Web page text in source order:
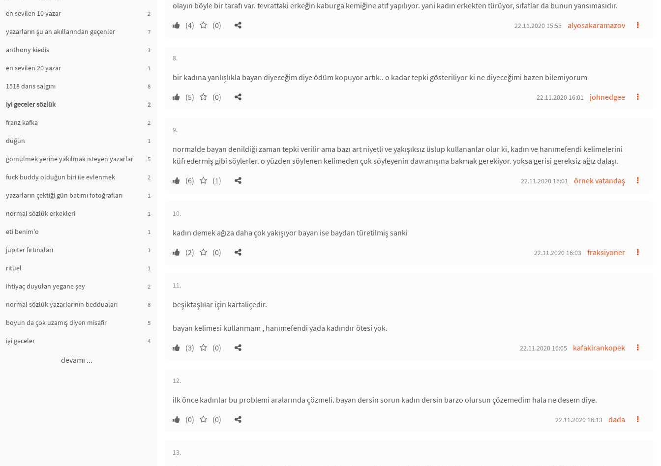
en sevilen 10 yazar 2
yazarların şu an akıllarından geçenler 7
anthony kiedis 1
en sevilen 20 yazar 1
1518 dans salgını 8
iyi geceler sözlük 2
franz kafka 2
düğün 1
gömülmek yerine yakılmak isteyen yazarlar 5
fuck buddy olduğun biri ile evlenmek 2
yazarların çektiği gün batımı fotoğrafları 1
normal sözlük erkekleri 1
eti benim'o 1
jüpiter fırtınaları 1
ritüel 1
ihtiyaç duyulan yegane şey 2
normal sözlük yazarlarının bedduaları 8
boyun da çok uzamış diyen misafir 5
iyi geceler 4
devamı ...
olayın böyle bir tarafı var. tevrattaki erkeğin kaburga kemiğine atıf yapılıyor. yani kadın erkekten türüyor, sıfatlar da bunun yansımasıdır.
(4)
(0) alyosakaramazov
22.11.2020 15:55
8.
bir kadına yanlışlıkla bayan diyeceğim diye ödüm kopuyor artık.. o kadar tepki gösteriliyor ki ne diyeceğimi bazen bilemiyorum
(5)
(0) johnedgee
22.11.2020 16:01
9.
normalde bayan denildiği zaman tepki verilir ama bazı art niyetli ve yakışıksız üslup kullananlar olur ki, kadın ve hanımefendi kelimelerini
küfredermiş gibi söylerler. o yüzden söylenen kelimeden çok söyleyenin davranışına bakmak gerekiyor. yoksa gerisi gereksiz ağız dalaşı.
(6)
(1) örnek vatandaş
22.11.2020 16:01
10.
kadın demek ağıza daha çok yakışıyor bayan ise baydan türetilmiş sanki
(2)
(0) fraksiyoner
22.11.2020 16:03
11.
beşiktaşlılar için kartaliçedir.
bayan kelimesi kullanmam , hanımefendi yada kadındır ötesi yok.
(3)
(0) kafakirankopek
22.11.2020 16:05
12.
ilk önce kadınlar bu problemi aralarında çözmeli. bayan dersin sorun kadın dersin barzo olursun çözemedim hala ne desem diye.
(0)
(0) dada
22.11.2020 16:13
13.